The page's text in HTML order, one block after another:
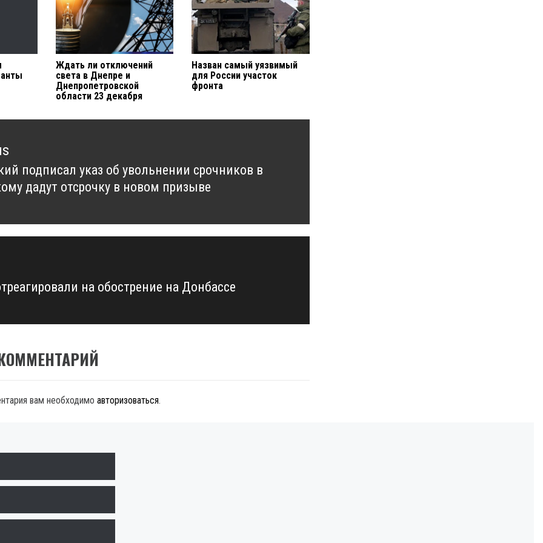
Ждать ли отключений
света в Днепре и
Днепропетровской
области 23 декабря
Назван самый уязвимый
для России участок
фронта
подписал указ об увольнении срочников в
дадут отсрочку в новом призыве
на обострение на Донбассе
вам необходимо авторизоваться.